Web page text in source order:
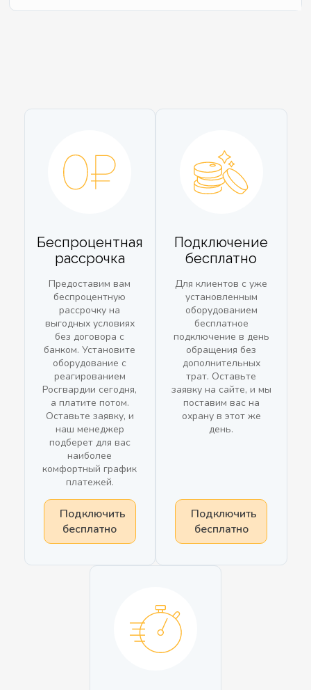
Беспроцентная
рассрочка
Предоставим вам
беспроцентную
рассрочку на
выгодных условиях
без договора с
банком. Установите
оборудование с
реагированием
Росгвардии сегодня,
а платите потом.
Оставьте заявку, и
наш менеджер
подберет для вас
наиболее
комфортный график
платежей.
Подключить
бесплатно
Подключение
бесплатно
Для клиентов с уже
установленным
оборудованием
бесплатное
подключение в день
обращения без
дополнительных
трат. Оставьте
заявку на сайте, и мы
поставим вас на
охрану в этот же
день.
Подключить
бесплатно